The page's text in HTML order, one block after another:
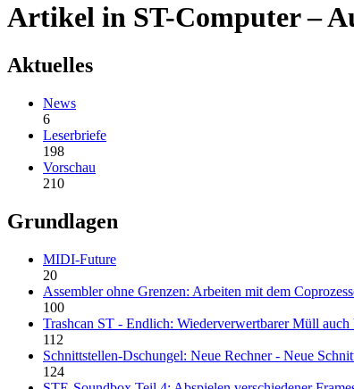
Artikel in ST-Computer –
Aktuelles
News
6
Leserbriefe
198
Vorschau
210
Grundlagen
MIDI-Future
20
Assembler ohne Grenzen: Arbeiten mit dem
100
Trashcan ST - Endlich: Wiederverwertbarer Müll auch
112
Schnittstellen-Dschungel: Neue Rechner - Neue
124